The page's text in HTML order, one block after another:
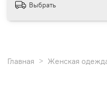
Выбрать
Главная Женская